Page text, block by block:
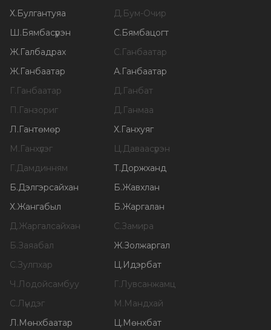
Х.Булгантуяа Д.Бум-Очир
Ш.Бямбасүрэн С.Бямбацогт
Ж.Галбадрах С.Ганбаатар
Ж.Ганбаатар А.Ганбаатар
Г.Ганбаатар Д.Ганбат
П.Ганзориг Д.Ганмаа
Л.Гантөмөр Х.Ганхуяг
М.Ганхүлэг Ц.Даваасүрэн
Г.Дамдинням Т.Доржханд
Б.Дэлгэрсайхан Б.Жавхлан
Х.Жангабыл Б.Жаргалан
Д.Жаргалсайхан С.Замира
Б.Заяабал Ж.Золжаргал
С.Зулпхар Ц.Идэрбат
Ч.Лодойсамбуу Г.Лувсанжамц
С.Лүндэг М.Мандхай
Л.Мөнхбаатар Ц.Мөнхбат